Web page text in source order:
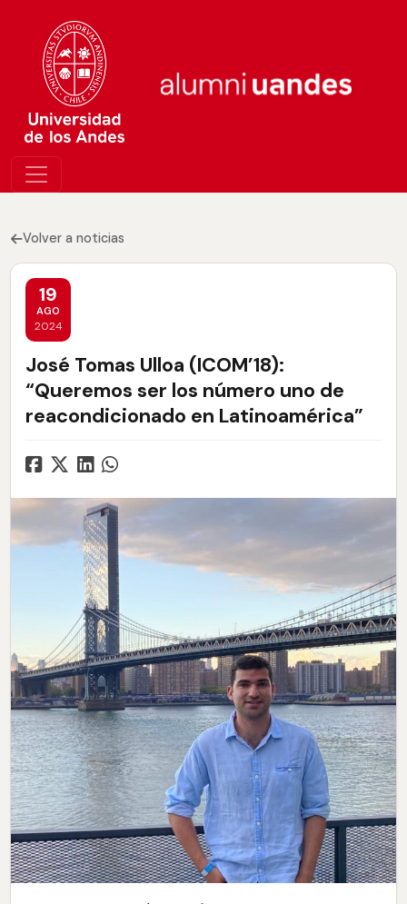
Volver a noticias
19
AGO
2024
José Tomas Ulloa (ICOM’18):
“Queremos ser los número uno de
reacondicionado en Latinoamérica”